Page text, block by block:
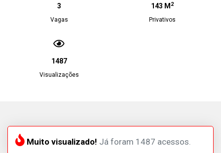
3
Vagas
143 M 2
Privativos
1487
Visualizações
Muito visualizado! Já foram 1487 acessos.